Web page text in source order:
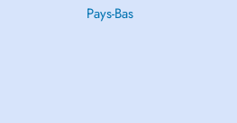
Pays-Bas